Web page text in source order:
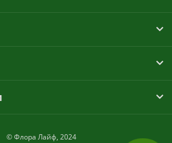
© Флора Лайф, 2024